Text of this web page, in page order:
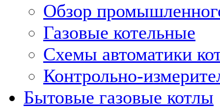
Обзор
Газовые котельные
Схемы автоматики
Контрольно-
Бытовые газовые котлы